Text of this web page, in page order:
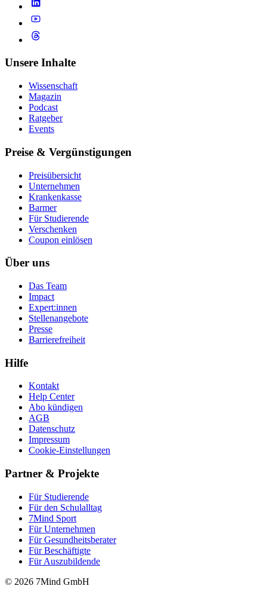
Unsere Inhalte
Wissenschaft
Magazin
Podcast
Ratgeber
Events
Preise & Vergünstigungen
Preisübersicht
Unternehmen
Krankenkasse
Barmer
Für Studierende
Ver­schen­ken
Coupon einlösen
Über uns
Das Team
Impact
Expert:innen
Stellenangebote
Presse
Barrierefreiheit
Hilfe
Kontakt
Help Center
Abo kündigen
AGB
Datenschutz
Impressum
Cookie-Einstellungen
Partner & Projekte
Für Stu­die­rende
Für den Schulalltag
7Mind Sport
Für Unter­neh­men
Für Gesund­heits­be­ra­ter
Für Beschäftigte
Für Auszubildende
© 2026 7Mind GmbH